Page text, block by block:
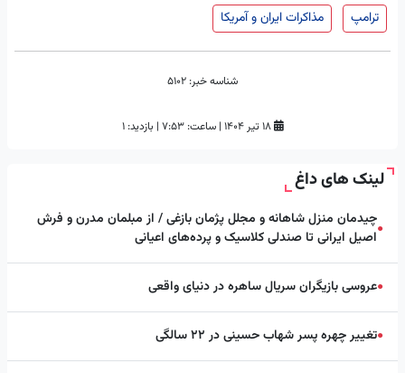
ترامپ مذاکرات ایران و آمریکا
شناسه خبر:
۱۸ تیر ۱۴۰۴ | ساعت: ۷:۵۳ | بازدید: 1
لینک های داغ
●چیدمان منزل شاهانه و مجلل پژمان بازغی / از مبلمان مدرن و فرش
اصیل ایرانی تا صندلی کلاسیک و پرده‌های اعیانی
●عروسی بازیگران سریال ساهره در دنیای واقعی
●تغییر چهره پسر شهاب حسینی در ۲۲ سالگی